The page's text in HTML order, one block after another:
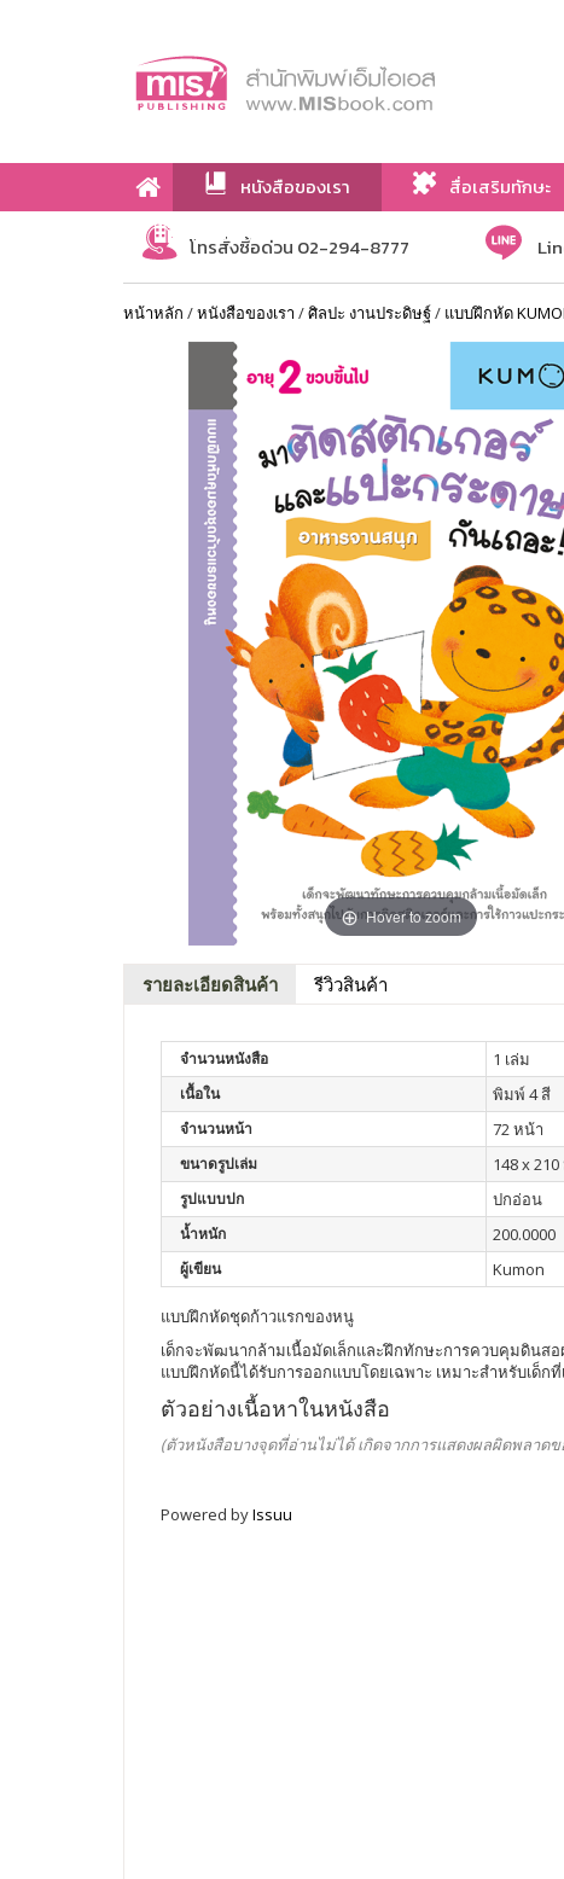
หนังสือของเรา สื่อเสริมทักษะ
เกี่ยวกับเรา
โทรสั่งซื้อด่วน 02-294-8777
หน้าหลัก /หนังสือของเรา /ศิลปะ งานประดิษฐ์/ แบบฝึกหัด
Hover to zoom
รายละเอียดสินค้า รีวิวสินค้า
จำนวนหนังสือ 1 เล่ม
เนื้อใน พิมพ์ 4 สี
จำนวนหน้า 72 หน้า
ขนาดรูปเล่ม 148 x
รูปแบบปก ปกอ่อน
น้ำหนัก 200.0000
ผู้เขียน Kumon
แบบฝึกหัดชุดก้าวแรกของหนู
เด็กจะพัฒนากล้ามเนื้อมัดเล็กและฝึกทักษะการควบคุมดินส
แบบฝึกหัดนี้ได้รับการออกแบบโดยเฉพาะ เหมาะสำหรับเด็ก
ตัวอย่างเนื้อหาในหนังสือ
(ตัวหนังสือบางจุดที่อ่านไม่ได้ เกิดจากการแสดงผลผิดพลาด
Powered byIssuu